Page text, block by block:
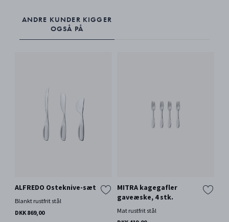
ANDRE KUNDER KIGGER
OGSÅ PÅ
ALFREDO Osteknive-sæt
Blankt rustfrit stål
DKK 869,00
MITRA kagegafler
gaveæske, 4 stk.
Mat rustfrit stål